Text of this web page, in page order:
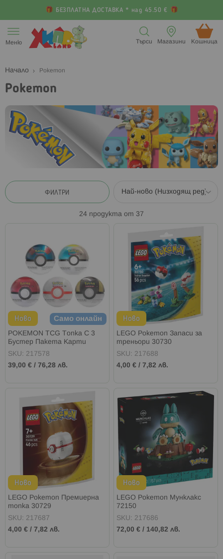
БЕЗПЛАТНА ДОСТАВКА * над 45.50 €
към
съдържанието
Меню Кошница (
Магазини
Търси
Начало Pokemon
Pokemon
ФИЛТРИ
24 продукта от 37
Само онлайн
Ново
POKEMON TCG Топка С 3
Бустер Пакета Карти
SKU: 217578
39,00 € / 76,28 лв.
Ново
LEGO Pokemon Запаси за
треньори 30730
SKU: 217688
4,00 € /7,82 лв.
Ново
LEGO Pokemon Премиерна
топка 30729
SKU: 217687
4,00 € / 7,82 лв.
Ново
LEGO Pokemon Мунклакс
72150
SKU: 217686
72,00 € / 140,82 лв.